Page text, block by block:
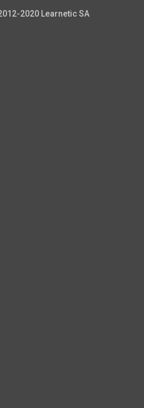
2020 Learnetic SA